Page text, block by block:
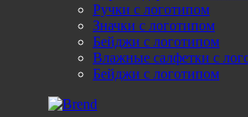
Ручки с логотипом
Значки с логотипом
Бейджи с логотипом
Влажные салфетки с
Бейджи с логотипом